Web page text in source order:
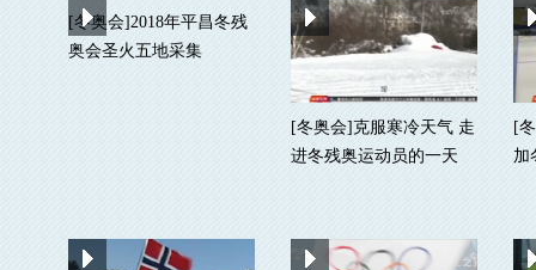
[冬奥会]2018年平昌冬残
奥会圣火五地采集
[冬奥会]克服寒冷天气 走
进冬残奥运动员的一天
[
加